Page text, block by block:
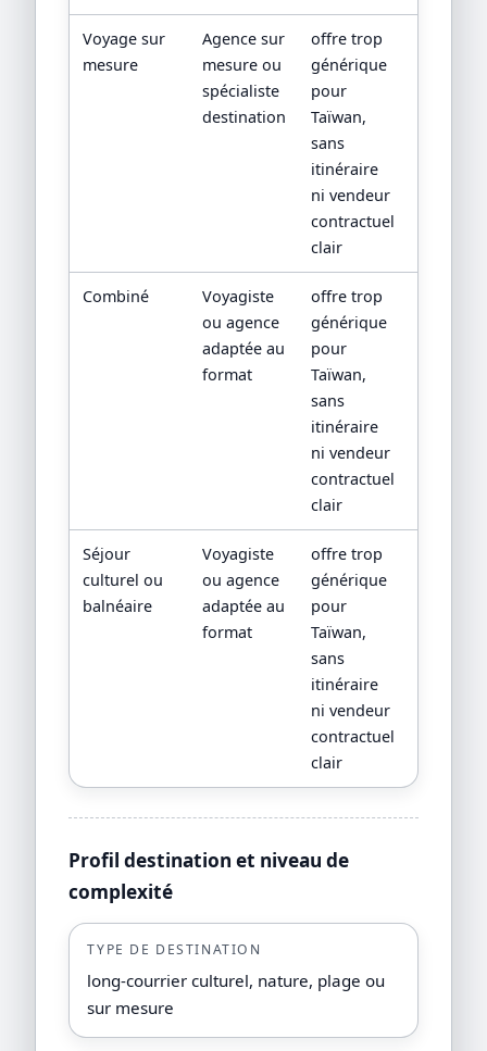
Voyage sur
mesure
Agence sur
mesure ou
spécialiste
destination
offre trop
générique
pour
Taïwan,
sans
itinéraire
ni vendeur
contractuel
clair
Combiné
Voyagiste
ou agence
adaptée au
format
offre trop
générique
pour
Taïwan,
sans
itinéraire
ni vendeur
contractuel
clair
Séjour
culturel ou
balnéaire
Voyagiste
ou agence
adaptée au
format
offre trop
générique
pour
Taïwan,
sans
itinéraire
ni vendeur
contractuel
clair
Profil destination et niveau de
complexité
TYPE DE DESTINATION
long-courrier culturel, nature, plage ou
sur mesure